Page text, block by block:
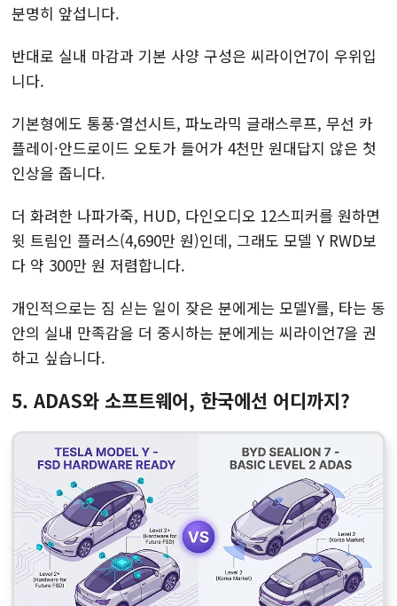
분명히 앞섭니다.
반대로 실내 마감과 기본 사양 구성은 씨라이언7이 우위입
니다.
기본형에도 통풍·열선시트, 파노라믹 글래스루프, 무선 카
플레이·안드로이드 오토가 들어가 4천만 원대답지 않은 첫
인상을 줍니다.
더 화려한 나파가죽, HUD, 다인오디오 12스피커를 원하면
윗 트림인 플러스(4,690만 원)인데, 그래도 모델 Y RWD보
다 약 300만 원 저렴합니다.
개인적으로는 짐 싣는 일이 잦은 분에게는 모델Y를, 타는 동
안의 실내 만족감을 더 중시하는 분에게는 씨라이언7을 권
하고 싶습니다.
5. ADAS와 소프트웨어, 한국에선 어디까지?